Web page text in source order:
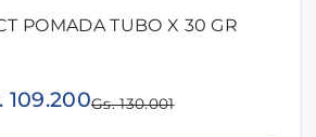
POMADA TUBO X 30 GR
109.200Gs. 130.001